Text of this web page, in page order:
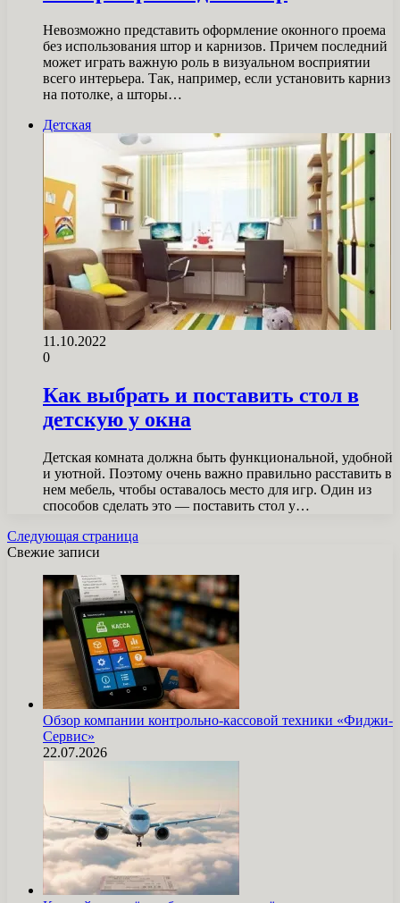
Невозможно представить оформление оконного проема
без использования штор и карнизов. Причем последний
может играть важную роль в визуальном восприятии
всего интерьера. Так, например, если установить карниз
на потолке, а шторы…
Детская
11.10.2022
0
Как выбрать и поставить стол в
детскую у окна
Детская комната должна быть функциональной, удобной
и уютной. Поэтому очень важно правильно расставить в
нем мебель, чтобы оставалось место для игр. Один из
способов сделать это — поставить стол у…
Следующая страница
Свежие записи
Обзор компании контрольно-кассовой техники «Фиджи-
Сервис»
22.07.2026